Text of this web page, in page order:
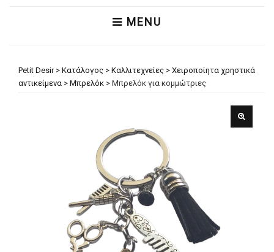
MENU
Petit Desir> Κατάλογος > Καλλιτεχνείες > Χειροποίητα χρηστικά
αντικείμενα > Μπρελόκ > Μπρελόκ για κομμώτριες